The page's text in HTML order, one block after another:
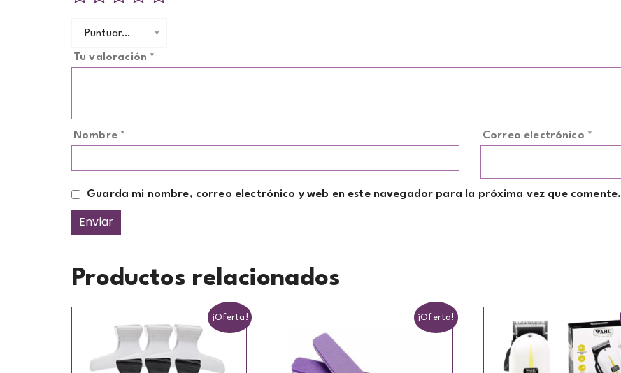
Puntuar…
Tu valoración *
Nombre * Correo electrónico *
Guarda mi nombre, correo electrónico y web en este navegador para la próxima vez que comente.
Productos relacionados
¡Oferta! ¡Oferta!